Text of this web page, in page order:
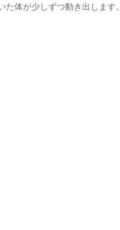
体が少しずつ動き出します。